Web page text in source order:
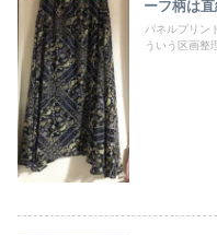
ーフ柄は
パネルプリン
ういう区画整